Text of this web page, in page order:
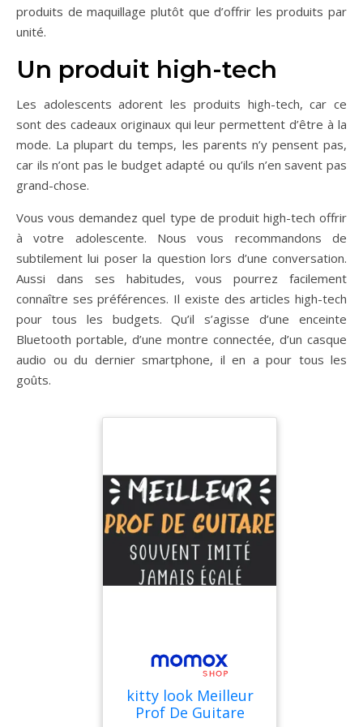
produits de maquillage plutôt que d’offrir les produits par
unité.
Un produit high-tech
Les adolescents adorent les produits high-tech, car ce
sont des cadeaux originaux qui leur permettent d’être à la
mode. La plupart du temps, les parents n’y pensent pas,
car ils n’ont pas le budget adapté ou qu’ils n’en savent pas
grand-chose.
Vous vous demandez quel type de produit high-tech offrir
à votre adolescente. Nous vous recommandons de
subtilement lui poser la question lors d’une conversation.
Aussi dans ses habitudes, vous pourrez facilement
connaître ses préférences. Il existe des articles high-tech
pour tous les budgets. Qu’il s’agisse d’une enceinte
Bluetooth portable, d’une montre connectée, d’un casque
audio ou du dernier smartphone, il en a pour tous les
goûts.
kitty look Meilleur
Prof De Guitare